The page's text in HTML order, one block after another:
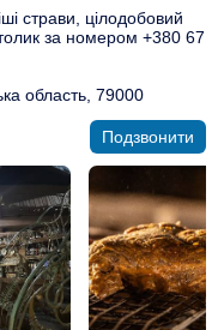
страви, цілодобовий
за номером +380 67
область, 79000
Подзвонити